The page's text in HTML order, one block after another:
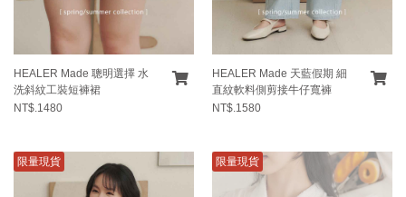
HEALER Made 聰明選擇 水
洗斜紋工裝短褲裙
NT$.1480
HEALER Made 天藍假期 細
直紋軟料側剪接牛仔寬褲
NT$.1580
限量現貨 限量現貨